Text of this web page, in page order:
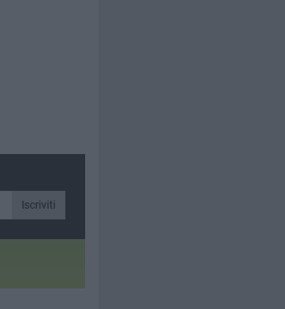
Iscriviti